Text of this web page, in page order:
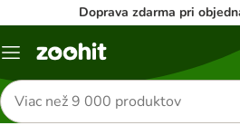
Doprava zdarma pri
Kategórie
Hľadať
produkty